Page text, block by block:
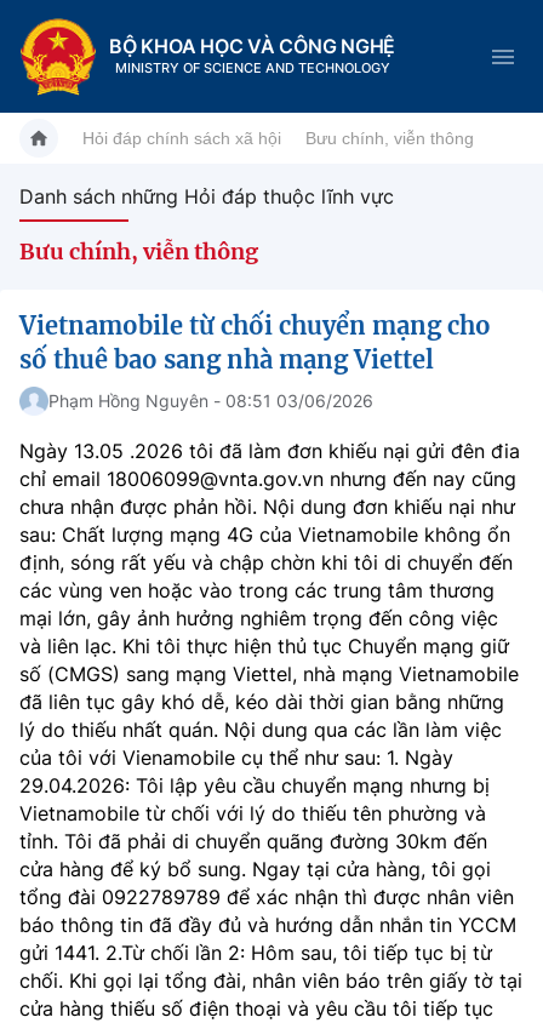
BỘ KHOA HỌC VÀ CÔNG NGHỆ
MINISTRY OF SCIENCE AND TECHNOLOGY
Giới thiệu
Chức năng nhiệm vụ
Cơ cấu tổ chức
Lịch sử phát triển
Sở Khoa học và Công nghệ
Tin tức sự kiện
Khoa học và Công nghệ
Đổi mới sáng tạo
Chuyển đổi số
Bưu chính, Viễn thông
Sở hữu trí tuệ
Tiêu chuẩn, đo lường, chất lượng
Năng lượng nguyên tử
Tin tổng hợp
Tin địa phương
Dịch vụ công
Hệ thống văn bản
Văn bản QPPL
Văn bản chỉ đạo điều hành
Lấy ý kiến người dân về dự thảo VBQPPL
MST IOFFICE
THỐNG KÊ
Khoa học và Công nghệ
Đổi mới sáng tạo
Chuyển đổi số
Bưu chính, Viễn thông
Sở hữu trí tuệ
Tiêu chuẩn, đo lường, chất lượng
Multimedia
THƯ ĐIỆN TỬ
Khác
Videos
Infographic
Ảnh
Voice
Hỏi đáp chính sách xã hội Bưu chính, viễn thông
Danh sách những Hỏi đáp thuộc lĩnh vực
Bưu chính, viễn thông
Vietnamobile từ chối chuyển mạng cho
số thuê bao sang nhà mạng Viettel
Phạm Hồng Nguyên - 08:51 03/06/2026
Ngày 13.05 .2026 tôi đã làm đơn khiếu nại gửi đên đia
chỉ email 18006099@vnta.gov.vn nhưng đến nay cũng
chưa nhận được phản hồi. Nội dung đơn khiếu nại như
sau: Chất lượng mạng 4G của Vietnamobile không ổn
định, sóng rất yếu và chập chờn khi tôi di chuyển đến
các vùng ven hoặc vào trong các trung tâm thương
mại lớn, gây ảnh hưởng nghiêm trọng đến công việc
và liên lạc. Khi tôi thực hiện thủ tục Chuyển mạng giữ
số (CMGS) sang mạng Viettel, nhà mạng Vietnamobile
đã liên tục gây khó dễ, kéo dài thời gian bằng những
lý do thiếu nhất quán. Nội dung qua các lần làm việc
của tôi với Vienamobile cụ thể như sau: 1. Ngày
29.04.2026: Tôi lập yêu cầu chuyển mạng nhưng bị
Vietnamobile từ chối với lý do thiếu tên phường và
tỉnh. Tôi đã phải di chuyển quãng đường 30km đến
cửa hàng để ký bổ sung. Ngay tại cửa hàng, tôi gọi
tổng đài 0922789789 để xác nhận thì được nhân viên
báo thông tin đã đầy đủ và hướng dẫn nhắn tin YCCM
gửi 1441. 2.Từ chối lần 2: Hôm sau, tôi tiếp tục bị từ
chối. Khi gọi lại tổng đài, nhân viên báo trên giấy tờ tại
cửa hàng thiếu số điện thoại và yêu cầu tôi tiếp tục